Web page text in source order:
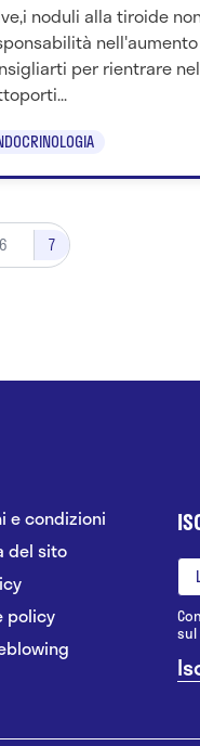
noduli alla tiroide
per rientrare
6 7
e condizioni
del sito
policy